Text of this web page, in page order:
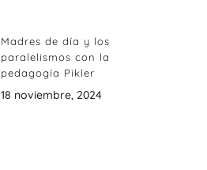
Madres de día y los
paralelismos con la
pedagogía Pikler
18 noviembre, 2024